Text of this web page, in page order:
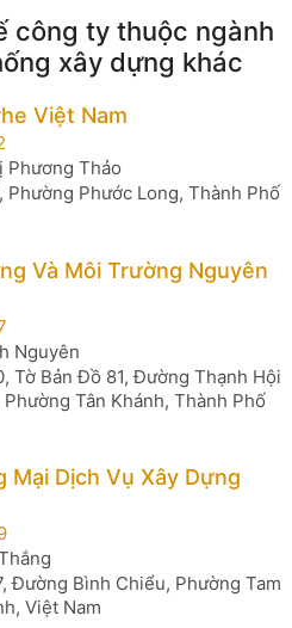
công ty thuộc ngành
xây dựng khác
Việt Nam
Phương Thảo
Phường Phước Long, Thành Phố
Và Môi Trường Nguyên
Nguyên
Tờ Bản Đồ 81, Đường Thạnh Hội
Phường Tân Khánh, Thành Phố
Mại Dịch Vụ Xây Dựng
Đường Bình Chiểu, Phường Tam
Việt Nam